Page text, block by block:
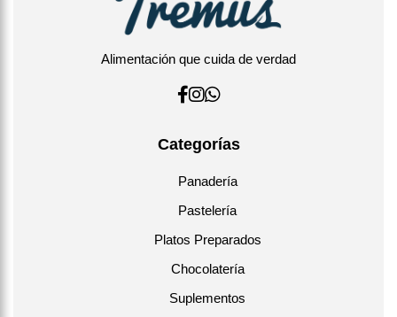
Alimentación que cuida de verdad
Categorías
Panadería
Pastelería
Platos Preparados
Chocolatería
Suplementos